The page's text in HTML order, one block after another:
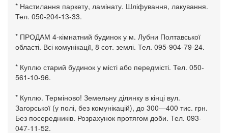
* Настилання паркету, ламінату. Шліфування, лакування.
Тел. 050-204-13-33.
* ПРОДАМ 4-кімнатний будинок у м. Лубни Полтавської
області. Всі комунікації, 8 сот. землі. Тел. 095-904-79-24.
* Куплю старий будинок у місті або передмісті. Тел. 050-
561-10-96.
* Куплю. Терміново! Земельну ділянку в кінці вул.
Загорської (у полі, без комунікацій), до 300—400 тис. грн.
Без посередників. Розрахунок протягом доби. Тел. 093-
047-11-52.